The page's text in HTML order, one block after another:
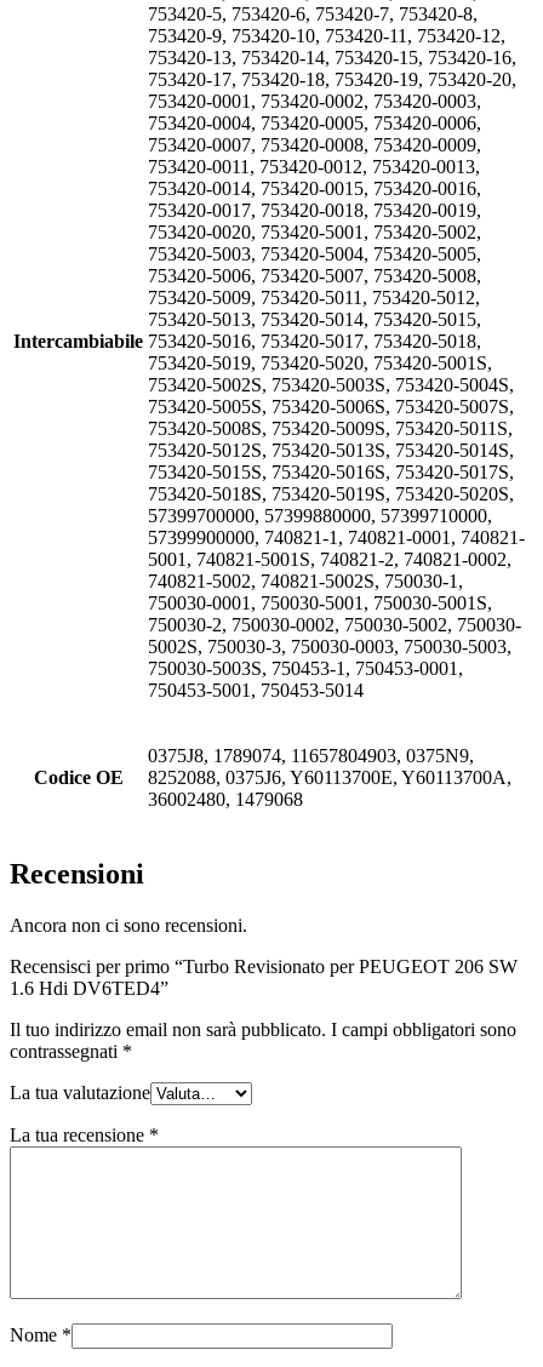
Intercambiabile
753420-5, 753420-6, 753420-7, 753420-8,
753420-9, 753420-10, 753420-11, 753420-12,
753420-13, 753420-14, 753420-15, 753420-16,
753420-17, 753420-18, 753420-19, 753420-20,
753420-0001, 753420-0002, 753420-0003,
753420-0004, 753420-0005, 753420-0006,
753420-0007, 753420-0008, 753420-0009,
753420-0011, 753420-0012, 753420-0013,
753420-0014, 753420-0015, 753420-0016,
753420-0017, 753420-0018, 753420-0019,
753420-0020, 753420-5001, 753420-5002,
753420-5003, 753420-5004, 753420-5005,
753420-5006, 753420-5007, 753420-5008,
753420-5009, 753420-5011, 753420-5012,
753420-5013, 753420-5014, 753420-5015,
753420-5016, 753420-5017, 753420-5018,
753420-5019, 753420-5020, 753420-5001S,
753420-5002S, 753420-5003S, 753420-5004S,
753420-5005S, 753420-5006S, 753420-5007S,
753420-5008S, 753420-5009S, 753420-5011S,
753420-5012S, 753420-5013S, 753420-5014S,
753420-5015S, 753420-5016S, 753420-5017S,
753420-5018S, 753420-5019S, 753420-5020S,
57399700000, 57399880000, 57399710000,
57399900000, 740821-1, 740821-0001, 740821-
5001, 740821-5001S, 740821-2, 740821-0002,
740821-5002, 740821-5002S, 750030-1,
750030-0001, 750030-5001, 750030-5001S,
750030-2, 750030-0002, 750030-5002, 750030-
5002S, 750030-3, 750030-0003, 750030-5003,
750030-5003S, 750453-1, 750453-0001,
750453-5001, 750453-5014
Codice OE
0375J8, 1789074, 11657804903, 0375N9,
8252088, 0375J6, Y60113700E, Y60113700A,
36002480, 1479068
Recensioni
Ancora non ci sono recensioni.
Recensisci per primo “Turbo Revisionato per PEUGEOT 206 SW
1.6 Hdi DV6TED4”
Il tuo indirizzo email non sarà pubblicato. I campi obbligatori sono
contrassegnati *
La tua valutazione
La tua recensione *
Nome *